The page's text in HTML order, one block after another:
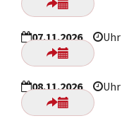
07.11.2026 Uhr
08.11.2026 Uhr